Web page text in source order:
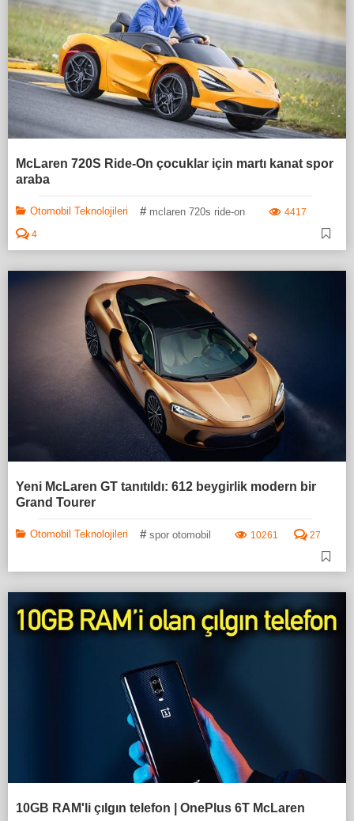
McLaren 720S Ride-On çocuklar için martı kanat spor
araba
Otomobil Teknolojileri # mclaren 720s ride-on
4417
4
Yeni McLaren GT tanıtıldı: 612 beygirlik modern bir
Grand Tourer
Otomobil Teknolojileri # spor otomobil 10261 27
10GB RAM'li çılgın telefon | OnePlus 6T McLaren